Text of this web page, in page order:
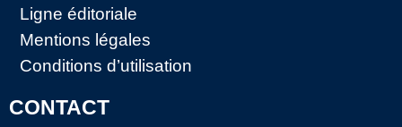
Ligne éditoriale
Mentions légales
Conditions d’utilisation
CONTACT